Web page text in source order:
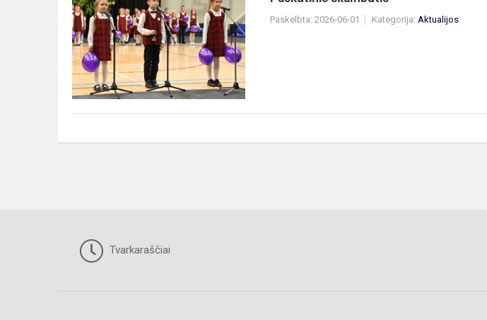
skambutis
Paskelbta: 2026-06-01 Kategorija: Aktualijos
Tvarkaraščiai